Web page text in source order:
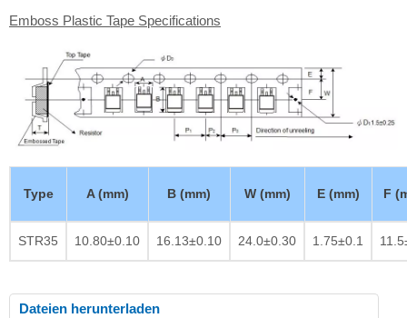
Emboss Plastic Tape Specifications
Type A (mm) B (mm) W (mm) E (mm) F
STR35 10.80±0.10 16.13±0.10 24.0±0.30 1.75±0.1
Dateien herunterladen